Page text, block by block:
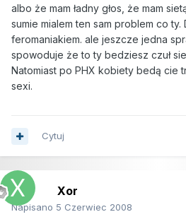
albo że mam ładny głos, że mam
sumie mialem ten sam problem co ty.
feromaniakiem. ale jeszcze jedna
spowoduje że to ty bedziesz czuł
Natomiast po PHX kobiety bedą cie
sexi.
Cytuj
Xor
Napisano 5 Czerwiec 2008